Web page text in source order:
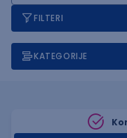
FILTERI
KATEGORIJE